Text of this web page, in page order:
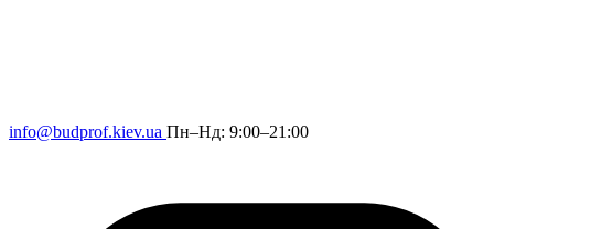
info@budprof.kiev.ua Пн–Нд: 9:00–21:00